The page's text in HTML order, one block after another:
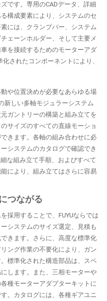
です。専用のCADデータ、詳細
構成要素により、システムのセ
には、クランプバー、システム
ェーンホルダー、そして主要メ
を接続するためのモーターアダ
されたコンポーネントにより、
や位置決めが必要なあらゆる場
新しい多軸モジュラーシステム
ガントリーの構築と組み立てを
サイズのすべての直線モーショ
きます。各軸の組み合わせに必
システムのカタログで確認でき
な組み立て手順、およびすべて
により、組み立てはさらに容易
つながる
採用することで、FUYUならでは
システムのサイズ選定、見積も
きます。さらに、高度な標準化
ング作業の不要化により、ガン
標準化された構造部品は、スペ
します。また、三相モーターや
種モーターアダプターキットに
。カタログには、各種ギアユニ